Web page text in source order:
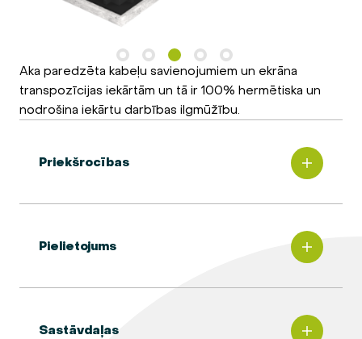
Aka paredzēta kabeļu savienojumiem un ekrāna
transpozīcijas iekārtām un tā ir 100% hermētiska un
nodrošina iekārtu darbības ilgmūžību.
Priekšrocības
Pielietojums
Sastāvdaļas